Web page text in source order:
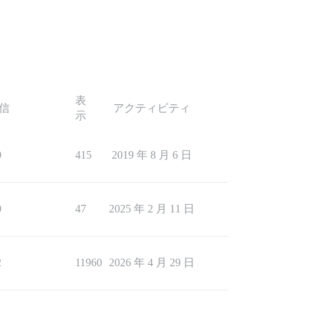
表
示
アクティビティ
415 2019 年 8 月 6 日
47 2025 年 2 月 11 日
11960 2026 年 4 月 29 日